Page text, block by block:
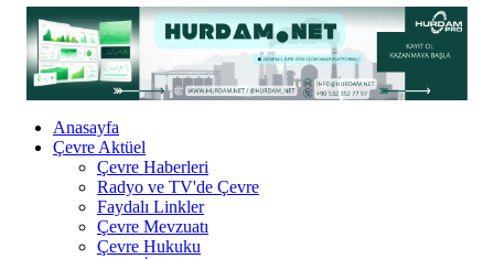
Anasayfa
Çevre Aktüel
Çevre Haberleri
Radyo ve TV'de Çevre
Faydalı Linkler
Çevre Mevzuatı
Çevre Hukuku